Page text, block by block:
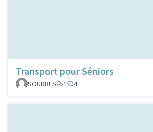
Transport pour Séniors
SOURBES
1 4